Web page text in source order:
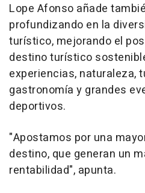
Lope Afonso añade
profundizando en la
turístico, mejorando el
destino turístico
experiencias, naturaleza,
gastronomía y grandes
deportivos.
"Apostamos por una
destino, que generan un
rentabilidad", apunta.